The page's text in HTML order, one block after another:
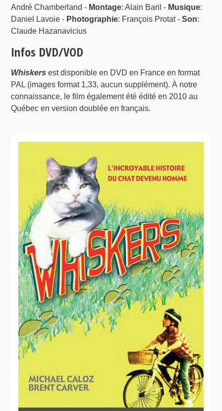
André Chamberland - Montage: Alain Baril - Musique:
Daniel Lavoie - Photographie: François Protat -Son:
Claude Hazanavicius
Infos DVD/VOD
Whiskers est disponible en DVD en France en format
PAL (images format 1,33, aucun supplément). À notre
connaissance, le film également été édité en 2010 au
Québec en version doublée en français.